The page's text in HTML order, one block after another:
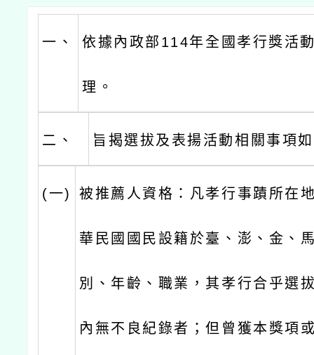
一、 依據內政部114年全國孝行獎活
理。
二、 旨揭選拔及表揚活動相關事項
(一) 被推薦人資格：凡孝行事蹟所在
華民國國民設籍於臺、澎、金、
別、年齡、職業，其孝行合乎選
內無不良紀錄者；但曾獲本獎項